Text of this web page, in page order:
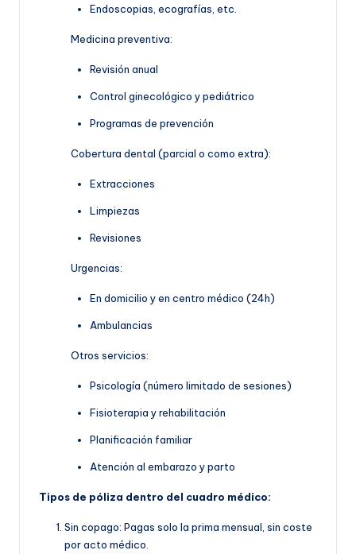
Endoscopias, ecografías, etc.
Medicina preventiva:
Revisión anual
Control ginecológico y pediátrico
Programas de prevención
Cobertura dental (parcial o como extra):
Extracciones
Limpiezas
Revisiones
Urgencias:
En domicilio y en centro médico (24h)
Ambulancias
Otros servicios:
Psicología (número limitado de sesiones)
Fisioterapia y rehabilitación
Planificación familiar
Atención al embarazo y parto
Tipos de póliza dentro del cuadro médico:
Sin copago: Pagas solo la prima mensual, sin coste
por acto médico.